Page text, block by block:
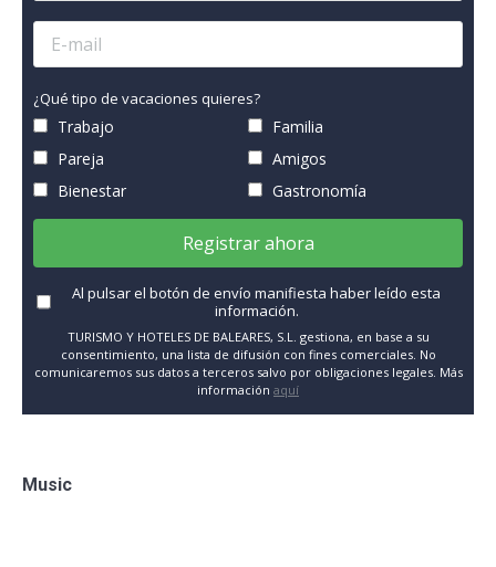
¿Qué tipo de vacaciones quieres?
Trabajo
Familia
Pareja
Amigos
Bienestar
Gastronomía
Registrar ahora
Al pulsar el botón de envío manifiesta haber leído esta
información.
TURISMO Y HOTELES DE BALEARES, S.L. gestiona, en base a su
consentimiento, una lista de difusión con fines comerciales. No
comunicaremos sus datos a terceros salvo por obligaciones legales. Más
información aquí
Music